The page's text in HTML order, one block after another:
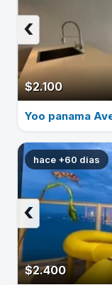
$2.100
‹
Yoo panama
hace +60 dias
$2.400
‹